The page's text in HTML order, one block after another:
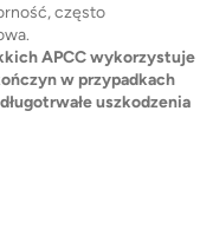
często
APCC wykorzystuje
w przypadkach
uszkodzenia